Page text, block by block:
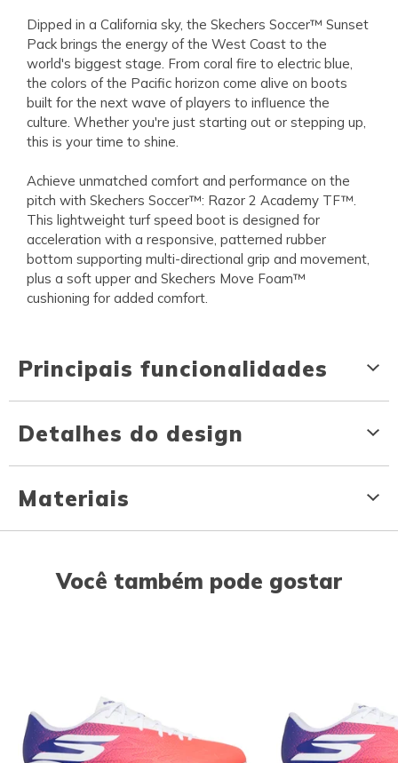
Dipped in a California sky, the Skechers Soccer™ Sunset
Pack brings the energy of the West Coast to the
world's biggest stage. From coral fire to electric blue,
the colors of the Pacific horizon come alive on boots
built for the next wave of players to influence the
culture. Whether you're just starting out or stepping up,
this is your time to shine.
Achieve unmatched comfort and performance on the
pitch with Skechers Soccer™: Razor 2 Academy TF™.
This lightweight turf speed boot is designed for
acceleration with a responsive, patterned rubber
bottom supporting multi-directional grip and movement,
plus a soft upper and Skechers Move Foam™
cushioning for added comfort.
Principais funcionalidades
Detalhes do design
Materiais
Você também pode gostar